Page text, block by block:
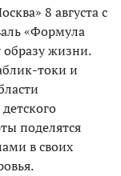
8 августа с
«Формула
образу жизни.
токи и
поделятся
в своих